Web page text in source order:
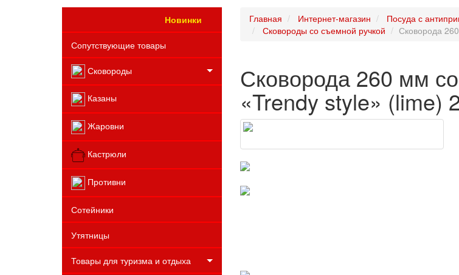
Новинки
Сопутствующие товары
Сковороды
Казаны
Жаровни
Кастрюли
Противни
Сотейники
Утятницы
Товары для туризма и отдыха
Главная Интернет-магазин Посуда с
Сковороды со съемной ручкой
Сковорода
Сковорода 260 мм
«Trendy style» (lime)